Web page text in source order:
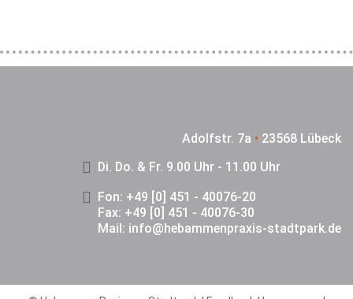
Adolfstr. 7a • 23568 Lübeck
Di. Do. & Fr. 9.00 Uhr - 11.00 Uhr
Fon: +49 [0] 451 - 40076-20
Fax: +49 [0] 451 - 40076-30
Mail: info@hebammenpraxis-stadtpark.de